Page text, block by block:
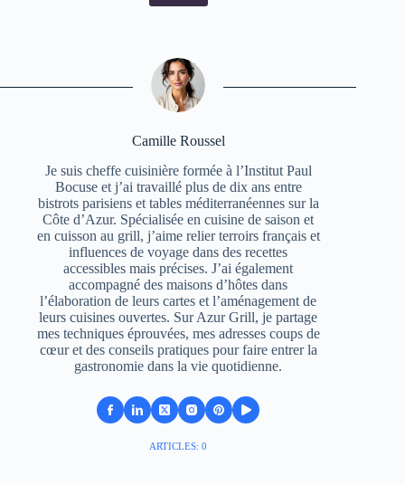
Camille Roussel
Je suis cheffe cuisinière formée à l’Institut Paul
Bocuse et j’ai travaillé plus de dix ans entre
bistrots parisiens et tables méditerranéennes sur la
Côte d’Azur. Spécialisée en cuisine de saison et
en cuisson au grill, j’aime relier terroirs français et
influences de voyage dans des recettes
accessibles mais précises. J’ai également
accompagné des maisons d’hôtes dans
l’élaboration de leurs cartes et l’aménagement de
leurs cuisines ouvertes. Sur Azur Grill, je partage
mes techniques éprouvées, mes adresses coups de
cœur et des conseils pratiques pour faire entrer la
gastronomie dans la vie quotidienne.
ARTICLES: 0